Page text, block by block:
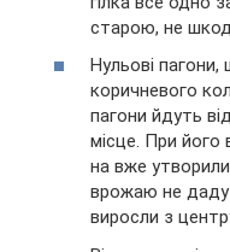
старою, не
Нульові
коричневого
пагони йдуть
місце. При його
на вже
врожаю не
виросли з